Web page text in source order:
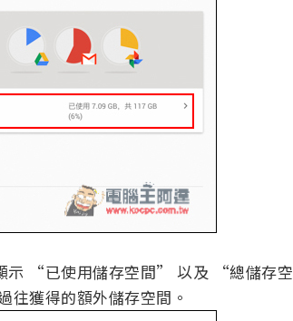
示 “已使用儲存空間” 以及 “總儲存空
獲得的額外儲存空間。